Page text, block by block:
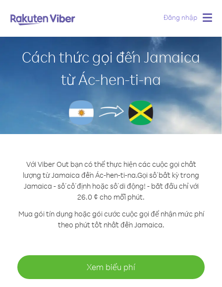
Đăng nhập
Cách thức gọi đến Jamaica
từ Ác-hen-ti-na
Với Viber Out bạn có thể thực hiện các cuộc gọi chất
lượng từ Jamaica đến Ác-hen-ti-na.Gọi số bất kỳ trong
Jamaica - số cố định hoặc số di động! - bắt đầu chỉ với
26.0 ¢ cho mỗi phút.
Mua gói tín dụng hoặc gói cước cuộc gọi để nhận mức phí
theo phút tốt nhất đến Jamaica.
Xem biểu phí